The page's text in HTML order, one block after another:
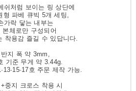
쉬처럼 보이는 링 상단에
형 파베 큐빅 5개 세팅,
가락 닿는 내부는
본체로만 구성되어
착용감 즐길 수 있답니다.
반지 폭 약 3mm,
기준 무게 약 3.44g.
호 주문 제작 가능.
중지 크로스 착용 시